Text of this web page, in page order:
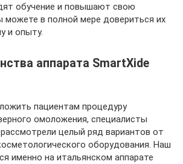
обучение и повышают свою
можете в полной мере довериться их
и опыту.
аппарата SmartXide
пациентам процедуру
омоложения, специалисты
рассмотрели целый ряд вариантов от
оборудования. Наш
именно на итальянском аппарате